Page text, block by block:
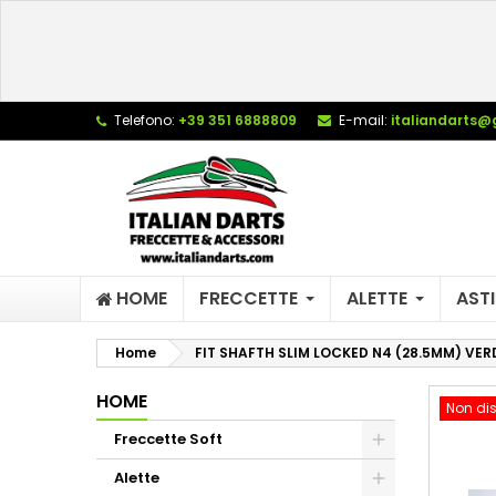
Telefono: +39 351 6888809 E-mail:
HOME FRECCETTE ALETTE
Home FIT SHAFTH SLIM LOCKED N4 (28.5MM)
HOME
Freccette Soft
Alette
Non
add_circle_outline